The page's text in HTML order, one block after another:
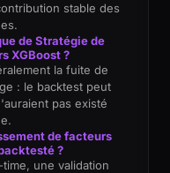
stable des
de Stratégie de
XGBoost ?
la fuite de
: le backtest peut
pas existé
de facteurs
?
une validation